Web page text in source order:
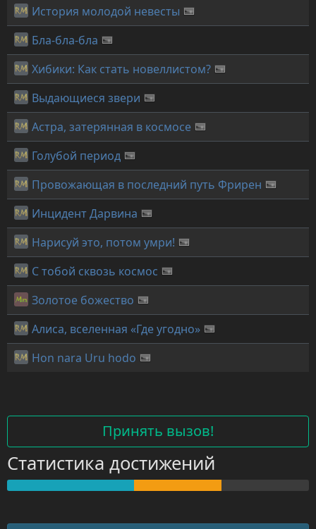
История молодой невесты
Бла-бла-бла
Хибики: Как стать новеллистом?
Выдающиеся звери
Астра, затерянная в космосе
Голубой период
Провожающая в последний путь Фрирен
Инцидент Дарвина
Нарисуй это, потом умри!
С тобой сквозь космос
Золотое божество
Алиса, вселенная «Где угодно»
Hon nara Uru hodo
Принять вызов!
Статистика достижений